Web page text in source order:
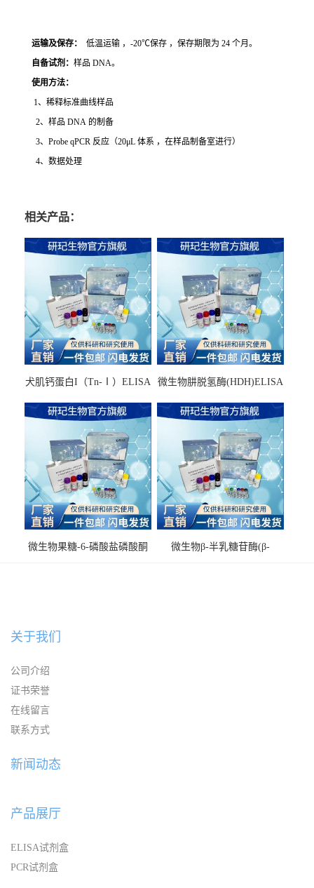
运输及保存：
低温运输 ，-20℃保存 ，保存期限为 24 个月。
自备试剂： 样品 DNA。
使用方法：
1、稀释标准曲线样品
2、样品 DNA 的制备
3、Probe qPCR 反应（20μL 体系 ，在样品制备室进行）
4、数据处理
相关产品：
犬肌钙蛋白I（Tn-Ⅰ）ELISA
微生物肼脱氢酶(HDH)ELISA
微生物果糖-6-磷酸盐磷酸酮
微生物β-半乳糖苷酶(β-
关于我们
公司介绍
证书荣誉
在线留言
联系方式
新闻动态
产品展厅
ELISA试剂盒
PCR试剂盒